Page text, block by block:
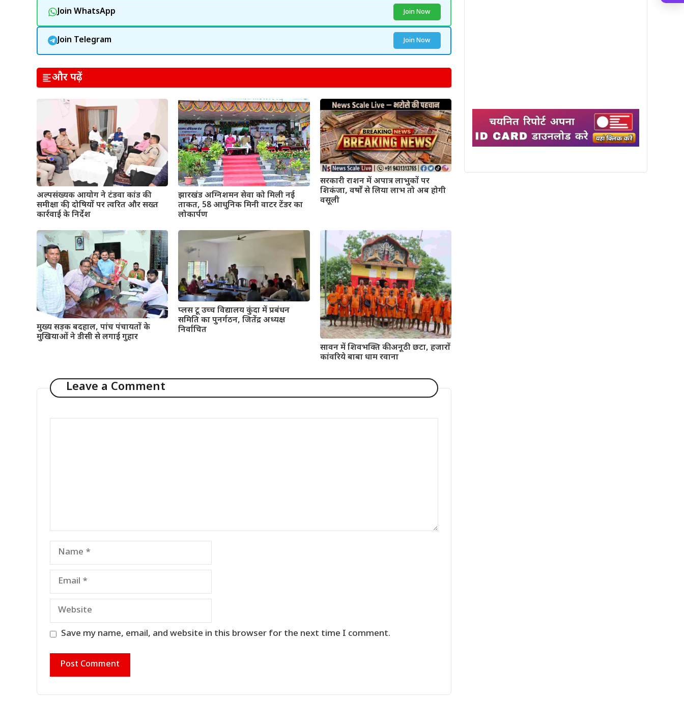
Join WhatsApp Join Now
Join Telegram Join Now
और पढ़ें
अल्पसंख्यक आयोग ने टंडवा कांड की
समीक्षा की, दोषियों पर त्वरित और सख्त
कार्रवाई के निर्देश
झारखंड अग्निशमन सेवा को मिली नई
ताकत, 58 आधुनिक मिनी वाटर टेंडर का
लोकार्पण
सरकारी राशन में अपात्र लाभुकों पर
शिकंजा, वर्षों से लिया लाभ तो अब होगी
वसूली
मुख्य सड़क बदहाल, पांच पंचायतों के
मुखियाओं ने डीसी से लगाई गुहार
प्लस टू उच्च विद्यालय कुंदा में प्रबंधन
समिति का पुनर्गठन, जितेंद्र अध्यक्ष
निर्वाचित
सावन में शिवभक्ति की अनूठी छटा, हजारों
कांवरिये बाबा धाम रवाना
Leave a Comment
Name
Email
Website
Save my name, email, and website in this browser for the next time I comment.